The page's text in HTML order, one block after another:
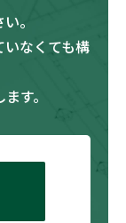
。
なくても構
す。